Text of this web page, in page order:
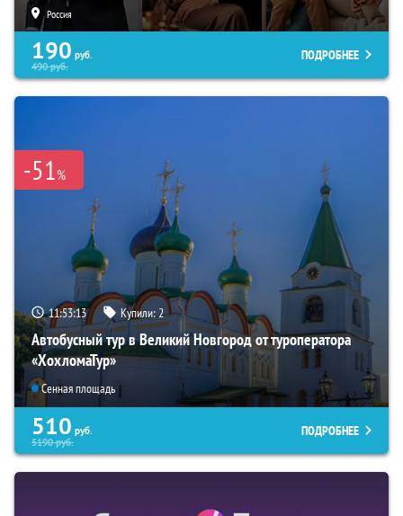
Россия
190 руб.
490руб.
ПОДРОБНЕЕ
-51%
11:53:12 Купили:2
Автобусный тур в Великий Новгород от туроператора
«ХохломаТур»
Сенная площадь
510 руб.
5190руб.
ПОДРОБНЕЕ